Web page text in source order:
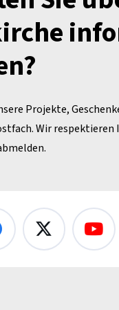
Projekte,
Wir respektieren